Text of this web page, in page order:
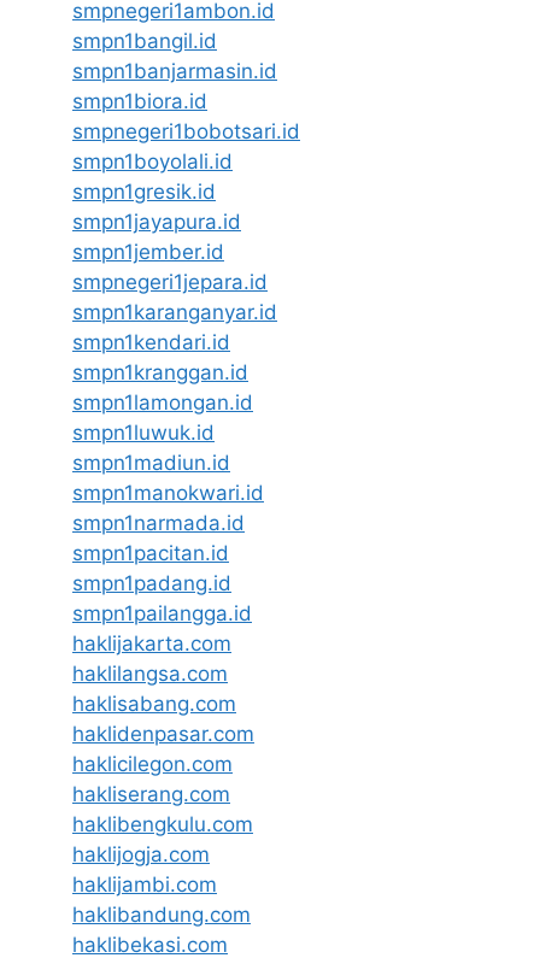
smpnegeri1ambon.id
smpn1bangil.id
smpn1banjarmasin.id
smpn1biora.id
smpnegeri1bobotsari.id
smpn1boyolali.id
smpn1gresik.id
smpn1jayapura.id
smpn1jember.id
smpnegeri1jepara.id
smpn1karanganyar.id
smpn1kendari.id
smpn1kranggan.id
smpn1lamongan.id
smpn1luwuk.id
smpn1madiun.id
smpn1manokwari.id
smpn1narmada.id
smpn1pacitan.id
smpn1padang.id
smpn1pailangga.id
haklijakarta.com
haklilangsa.com
haklisabang.com
haklidenpasar.com
haklicilegon.com
hakliserang.com
haklibengkulu.com
haklijogja.com
haklijambi.com
haklibandung.com
haklibekasi.com